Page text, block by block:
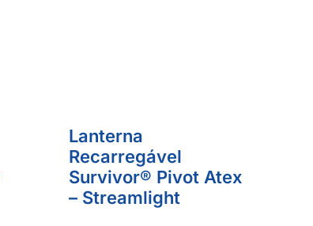
Lanterna
Recarregável
Survivor® Pivot Atex
– Streamlight